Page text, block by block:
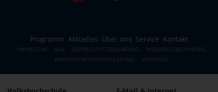
Programm Aktuelles Über uns Service Kontakt
IMPRESSUM AGB DATENSCHUTZERKLÄRUNG
WIDERRUFSBELEHRUNG
BARRIEREFREIHEITSERKLÄRUNG
WIDERRUF